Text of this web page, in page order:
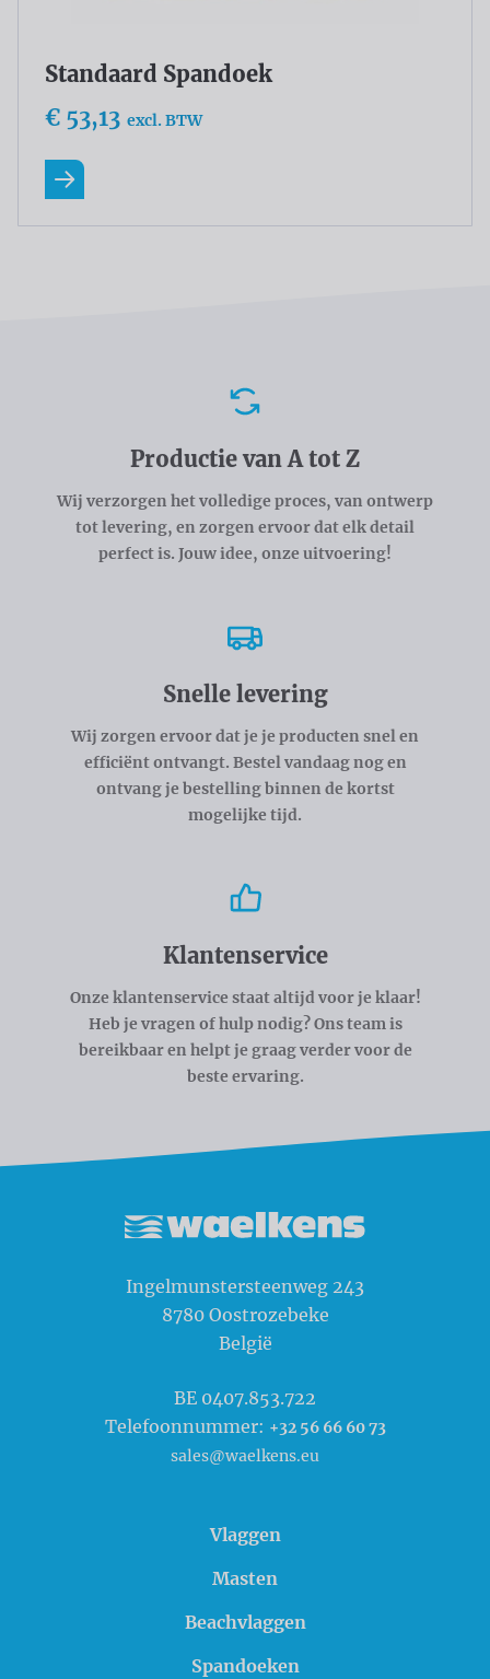
Standaard Spandoek
€ 53,13 excl. BTW
Lees meer
Productie van A tot Z
Wij verzorgen het volledige proces, van ontwerp
tot levering, en zorgen ervoor dat elk detail
perfect is. Jouw idee, onze uitvoering!
Snelle levering
Wij zorgen ervoor dat je je producten snel en
efficiënt ontvangt. Bestel vandaag nog en
ontvang je bestelling binnen de kortst
mogelijke tijd.
Klantenservice
Onze klantenservice staat altijd voor je klaar!
Heb je vragen of hulp nodig? Ons team is
bereikbaar en helpt je graag verder voor de
beste ervaring.
Ingelmunstersteenweg 243
8780 Oostrozebeke
België
BE 0407.853.722
Telefoonnummer: +32 56 66 60 73
sales@waelkens.eu
Vlaggen
Masten
Beachvlaggen
Spandoeken